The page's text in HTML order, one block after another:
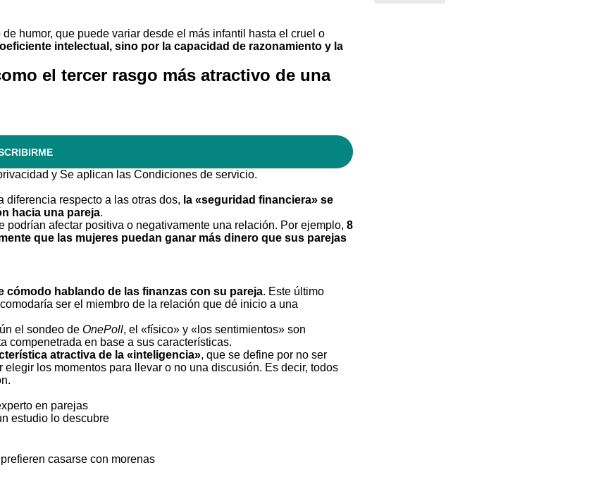
humor, que puede variar desde el más infantil hasta el cruel o
intelectual, sino por la capacidad de razonamiento y la
el tercer rasgo más atractivo de una
y Se aplican las Condiciones de servicio.
diferencia respecto a las otras dos, la «seguridad financiera» se
hacia una pareja.
afectar positiva o negativamente una relación. Por ejemplo, 8
que las mujeres puedan ganar más dinero que sus parejas
cómodo hablando de las finanzas con su pareja. Este último
ser el miembro de la relación que dé inicio a una
el sondeo de OnePoll, el «físico» y «los sentimientos» son
compenetrada en base a sus características.
atractiva de la «inteligencia», que se define por no ser
los momentos para llevar o no una discusión. Es decir, todos
en parejas
estudio lo descubre
casarse con morenas